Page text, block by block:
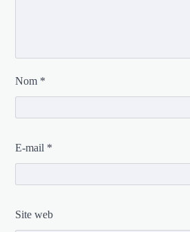
Nom *
E-mail *
Site web